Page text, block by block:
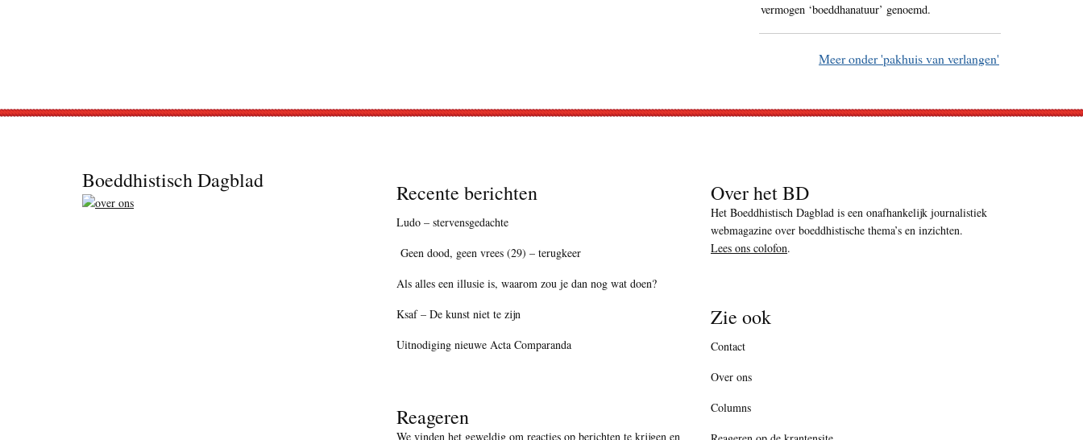
vermogen ‘boeddhanatuur’ genoemd.
Meer onder 'pakhuis van verlangen'
Boeddhistisch Dagblad Recente berichten
Ludo – stervensgedachte
Geen dood, geen vrees (29) – terugkeer
Als alles een illusie is, waarom zou je dan nog wat doen?
Ksaf – De kunst niet te zijn
Uitnodiging nieuwe Acta Comparanda
Reageren
We vinden het geweldig om reacties op berichten te krijgen en
Over het BD
Het Boeddhistisch Dagblad is een onafhankelijk journalistiek
webmagazine over boeddhistische thema’s en inzichten.
Lees ons colofon.
Zie ook
Contact
Over ons
Columns